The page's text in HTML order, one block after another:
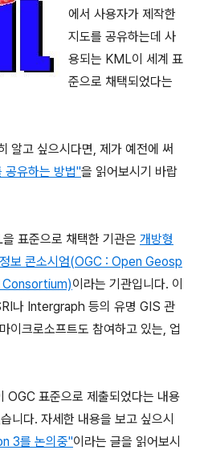
에서 사용자가 제작한
지도를 공유하는데 사
용되는 KML이 세계 표
준으로 채택되었다는
알고 싶으시다면, 제가 예전에 써
공유하는 방법"을 읽어보시기 바랍
표준으로 채택한 기관은 개방형
보 콘소시엄(OGC : Open Geosp
Consortium)이라는 기관입니다. 이
나 Intergraph 등의 유명 GIS 관
이크로소프트도 참여하고 있는, 업
OGC 표준으로 제출되었다는 내용
니다. 자세한 내용을 보고 싶으시
3를 논의중"이라는 글을 읽어보시